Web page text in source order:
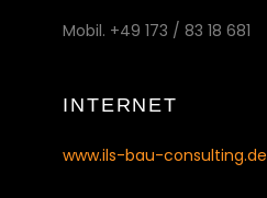
Mobil. +49 173 / 83 18 681
INTERNET
www.ils-bau-consulting.de